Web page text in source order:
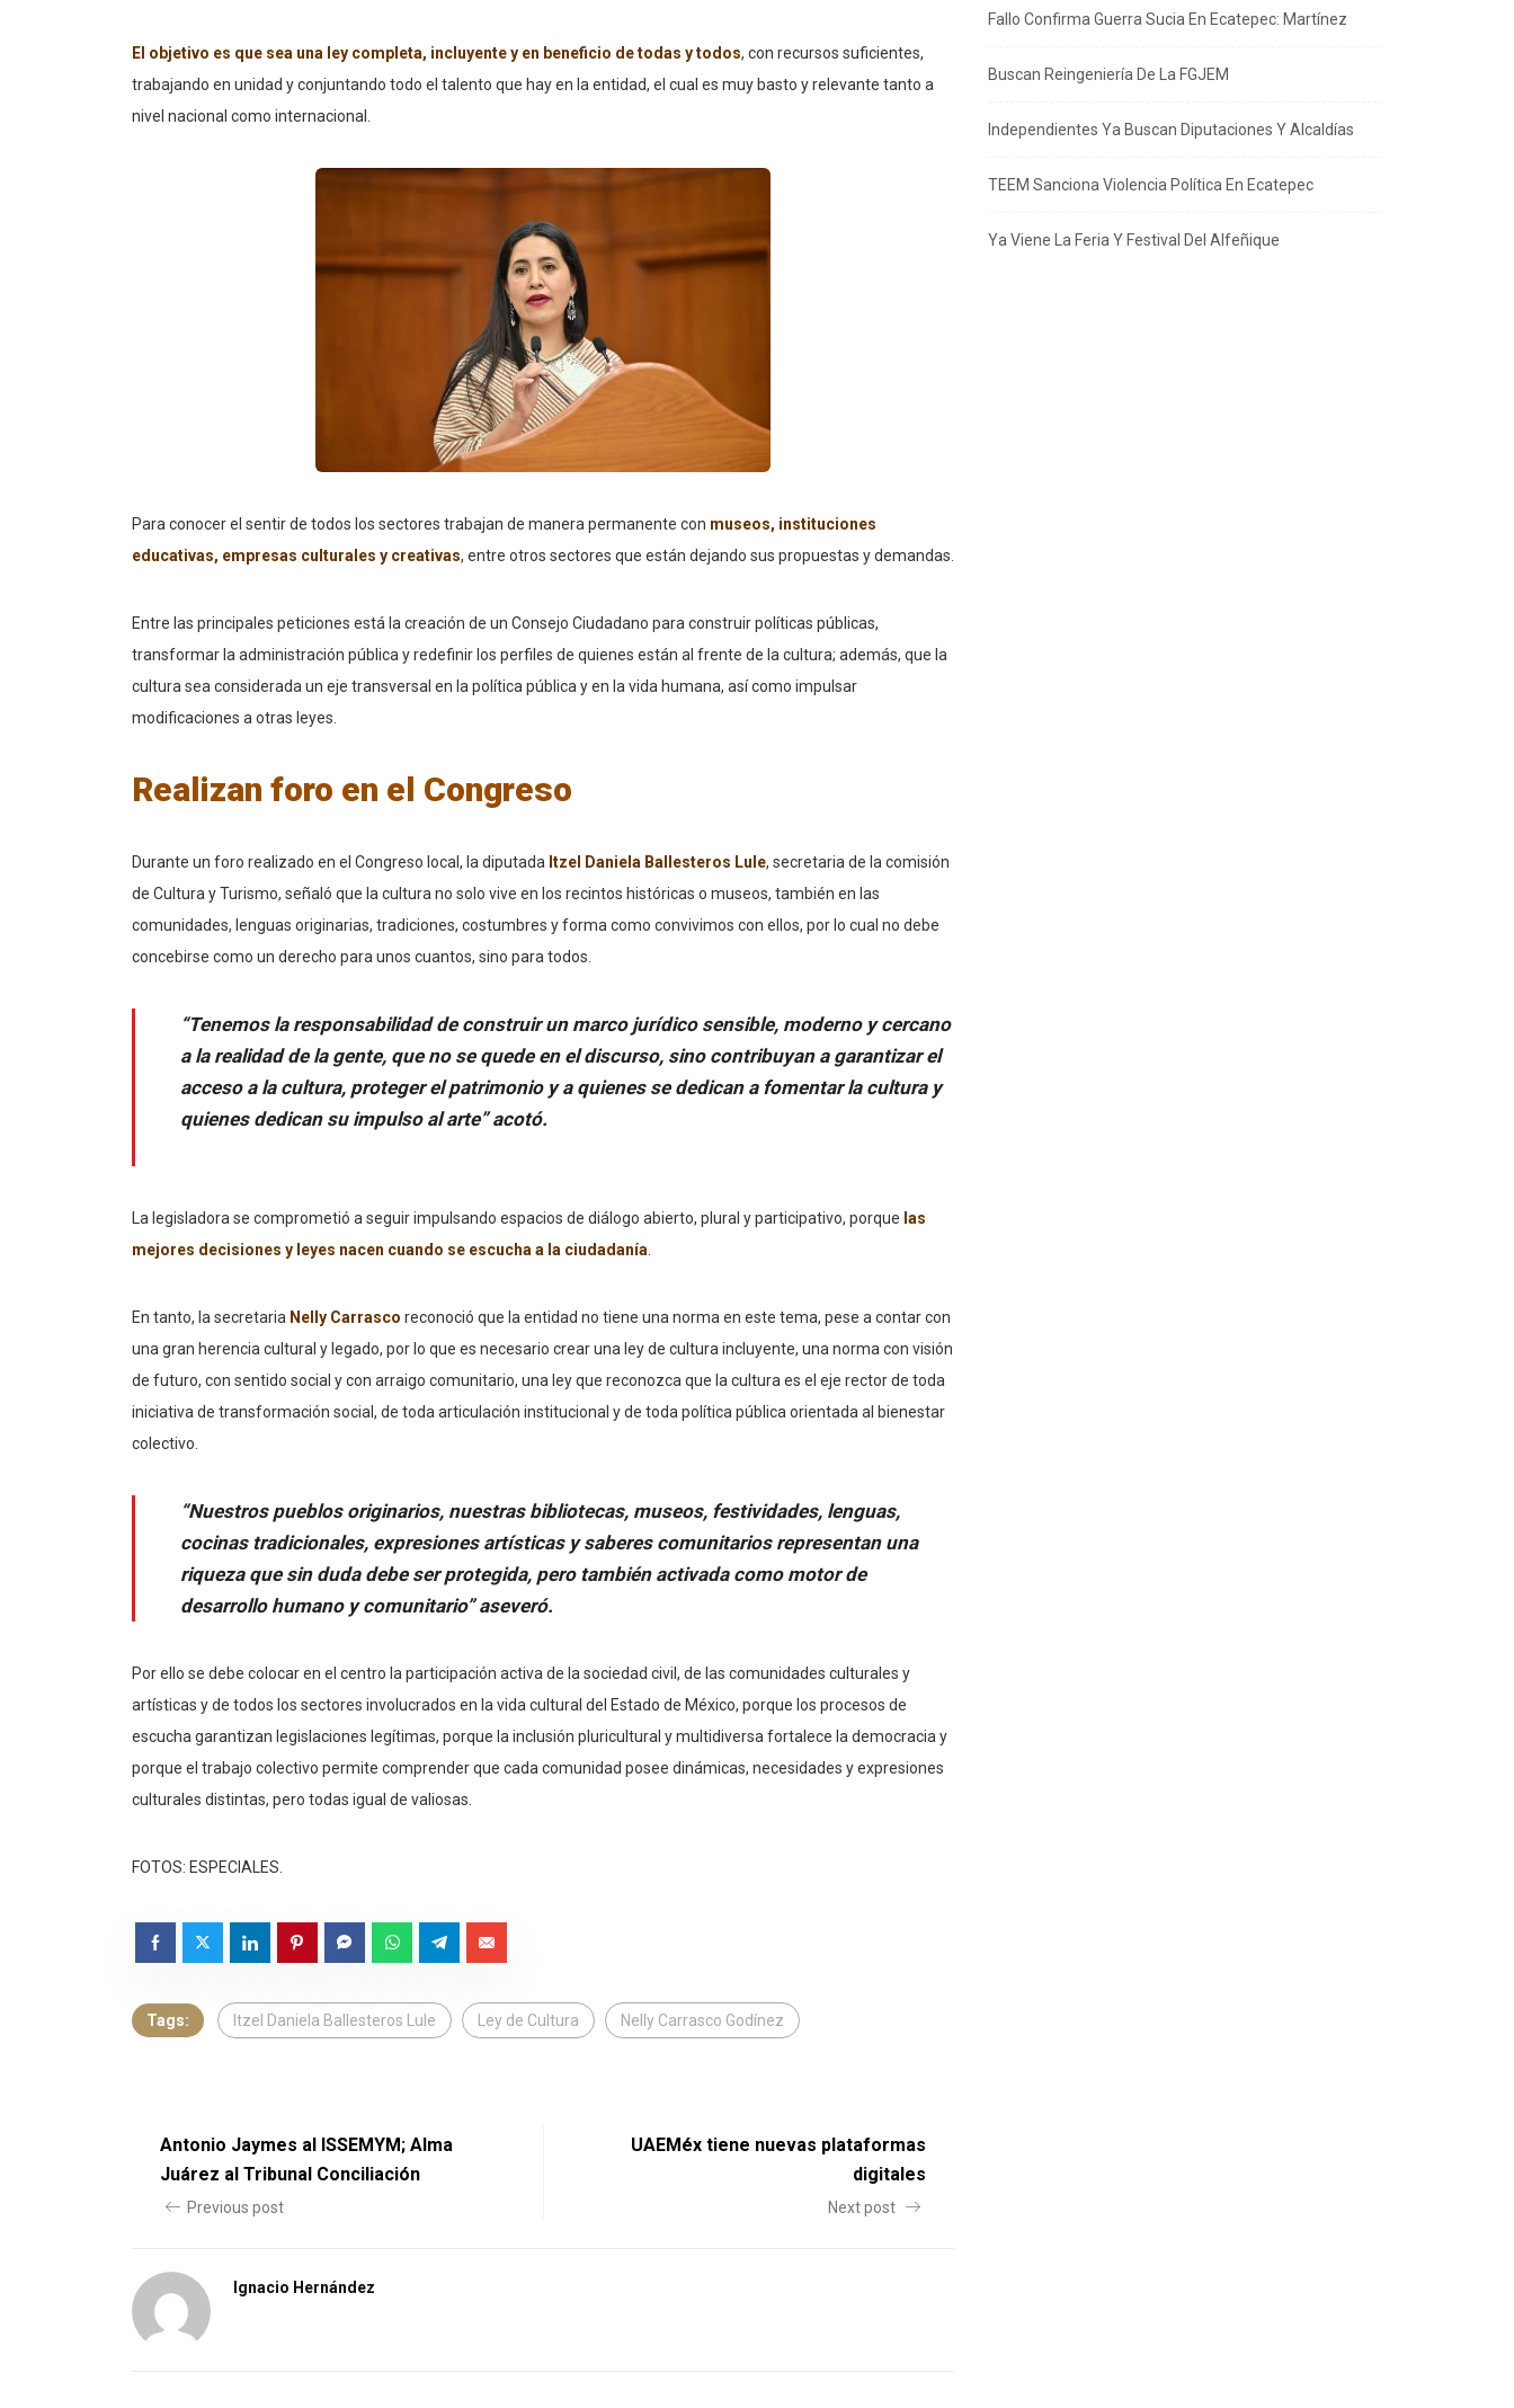
El objetivo es que sea una ley completa, incluyente y en beneficio de todas y todos, con recursos suficientes,
trabajando en unidad y conjuntando todo el talento que hay en la entidad, el cual es muy basto y relevante tanto a
nivel nacional como internacional.
Para conocer el sentir de todos los sectores trabajan de manera permanente con museos, instituciones
educativas, empresas culturales y creativas, entre otros sectores que están dejando sus propuestas y demandas.
Entre las principales peticiones está la creación de un Consejo Ciudadano para construir políticas públicas,
transformar la administración pública y redefinir los perfiles de quienes están al frente de la cultura; además, que la
cultura sea considerada un eje transversal en la política pública y en la vida humana, así como impulsar
modificaciones a otras leyes.
Realizan foro en el Congreso
Durante un foro realizado en el Congreso local, la diputada Itzel Daniela Ballesteros Lule, secretaria de la comisión
de Cultura y Turismo, señaló que la cultura no solo vive en los recintos históricas o museos, también en las
comunidades, lenguas originarias, tradiciones, costumbres y forma como convivimos con ellos, por lo cual no debe
concebirse como un derecho para unos cuantos, sino para todos.
“Tenemos la responsabilidad de construir un marco jurídico sensible, moderno y cercano
a la realidad de la gente, que no se quede en el discurso, sino contribuyan a garantizar el
acceso a la cultura, proteger el patrimonio y a quienes se dedican a fomentar la cultura y
quienes dedican su impulso al arte” acotó.
La legisladora se comprometió a seguir impulsando espacios de diálogo abierto, plural y participativo, porque las
mejores decisiones y leyes nacen cuando se escucha a la ciudadanía
En tanto, la secretaria Nelly Carrasco reconoció que la entidad no tiene una norma en este tema, pese a contar con
una gran herencia cultural y legado, por lo que es necesario crear una ley de cultura incluyente, una norma con visión
de futuro, con sentido social y con arraigo comunitario, una ley que reconozca que la cultura es el eje rector de toda
iniciativa de transformación social, de toda articulación institucional y de toda política pública orientada al bienestar
colectivo.
“Nuestros pueblos originarios, nuestras bibliotecas, museos, festividades, lenguas,
cocinas tradicionales, expresiones artísticas y saberes comunitarios representan una
riqueza que sin duda debe ser protegida, pero también activada como motor de
desarrollo humano y comunitario” aseveró.
Por ello se debe colocar en el centro la participación activa de la sociedad civil, de las comunidades culturales y
artísticas y de todos los sectores involucrados en la vida cultural del Estado de México, porque los procesos de
escucha garantizan legislaciones legítimas, porque la inclusión pluricultural y multidiversa fortalece la democracia y
porque el trabajo colectivo permite comprender que cada comunidad posee dinámicas, necesidades y expresiones
culturales distintas, pero todas igual de valiosas.
FOTOS: ESPECIALES.
Tags: Itzel Daniela Ballesteros Lule Ley de Cultura Nelly Carrasco Godínez
Antonio Jaymes al ISSEMYM; Alma
Juárez al Tribunal Conciliación
Previous post
UAEMéx tiene nuevas plataformas
digitales
Next post
Ignacio Hernández
Fallo Confirma Guerra Sucia En Ecatepec: Martínez
Buscan Reingeniería De La FGJEM
Independientes Ya Buscan Diputaciones Y Alcaldías
TEEM Sanciona Violencia Política En Ecatepec
Ya Viene La Feria Y Festival Del Alfeñique